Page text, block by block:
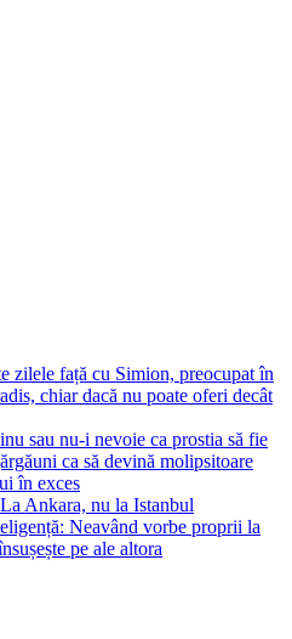
zilele față cu Simion, preocupat în
chiar dacă nu poate oferi decât
sau nu-i nevoie ca prostia să fie
ca să devină molipsitoare
în exces
Ankara, nu la Istanbul
Neavând vorbe proprii la
pe ale altora